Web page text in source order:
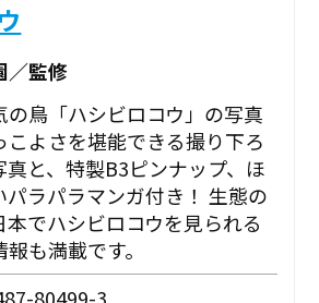
／監修
の鳥「ハシビロコウ」の写真
こよさを堪能できる撮り下ろ
真と、特製B3ピンナップ、ほ
パラパラマンガ付き！ 生態の
でハシビロコウを見られる
も満載です。